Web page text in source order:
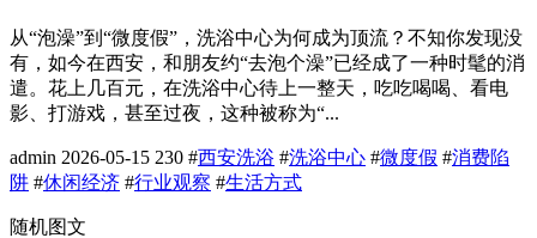
从“泡澡”到“微度假”，洗浴中心为何成为顶流？不知你发现没
有，如今在西安，和朋友约“去泡个澡”已经成了一种时髦的消
遣。花上几百元，在洗浴中心待上一整天，吃吃喝喝、看电
影、打游戏，甚至过夜，这种被称为“...
admin 2026-05-15 230 #西安洗浴 #洗浴中心 #微度假 #消费陷
阱 #休闲经济 #行业观察 #生活方式
随机图文